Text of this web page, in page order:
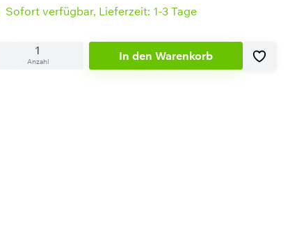
Sofort verfügbar, Lieferzeit: 1-3 Tage
Anzahl In den Warenkorb